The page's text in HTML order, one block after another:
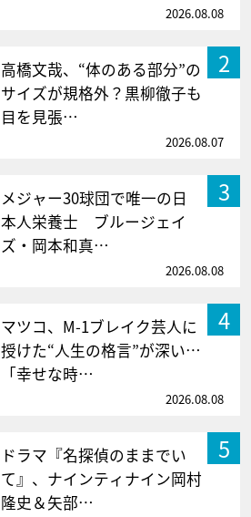
2026.08.08
2
高橋文哉、“体のある部分”の
サイズが規格外？黒柳徹子も
目を見張…
2026.08.07
3
メジャー30球団で唯一の日
本人栄養士 ブルージェイ
ズ・岡本和真…
2026.08.08
4
マツコ、M-1ブレイク芸人に
授けた“人生の格言”が深い…
「幸せな時…
2026.08.08
5
ドラマ『名探偵のままでい
て』、ナインティナイン岡村
隆史＆矢部…